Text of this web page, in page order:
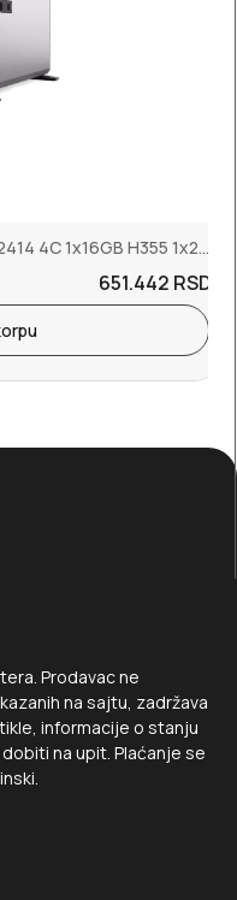
DELL PowerEdge T360 Xeon E-2414 4C 1x16GB H355 1x2TB 700W (1+1) 3yr...
651.442 RSD.
Prodavac ne
na sajtu, zadržava
informacije o stanju
na upit. Plaćanje se